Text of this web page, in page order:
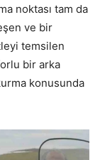
noktası tam da
ve bir
temsilen
bir arka
konusunda